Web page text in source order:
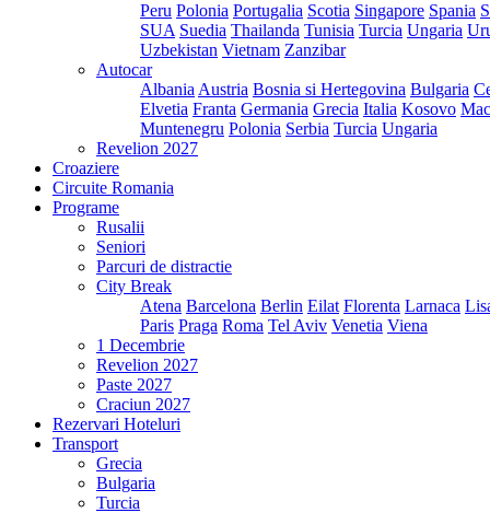
Peru Polonia Portugalia Scotia Singapore Spania
SUA Suedia Thailanda Tunisia Turcia Ungaria
Uzbekistan Vietnam Zanzibar
Autocar
Albania Austria Bosnia si Hertegovina Bulgaria
Elvetia Franta Germania Grecia Italia Kosovo
Muntenegru Polonia Serbia Turcia Ungaria
Revelion 2027
Croaziere
Circuite Romania
Programe
Rusalii
Seniori
Parcuri de distractie
City Break
Atena Barcelona Berlin Eilat Florenta Larnaca
Paris Praga Roma Tel Aviv Venetia Viena
1 Decembrie
Revelion 2027
Paste 2027
Craciun 2027
Rezervari Hoteluri
Transport
Grecia
Bulgaria
Turcia